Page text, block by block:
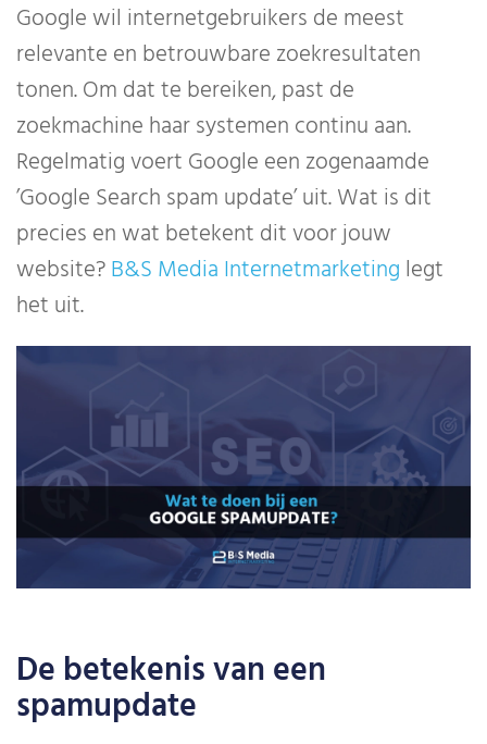
Google wil internetgebruikers de meest
relevante en betrouwbare zoekresultaten
tonen. Om dat te bereiken, past de
zoekmachine haar systemen continu aan.
Regelmatig voert Google een zogenaamde
’Google Search spam update’ uit. Wat is dit
precies en wat betekent dit voor jouw
website?B&S Media Internetmarketing legt
het uit.
De betekenis van een
spamupdate